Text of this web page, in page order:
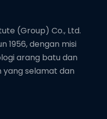
(Group) Co., Ltd.
1956, dengan misi
arang batu dan
selamat dan